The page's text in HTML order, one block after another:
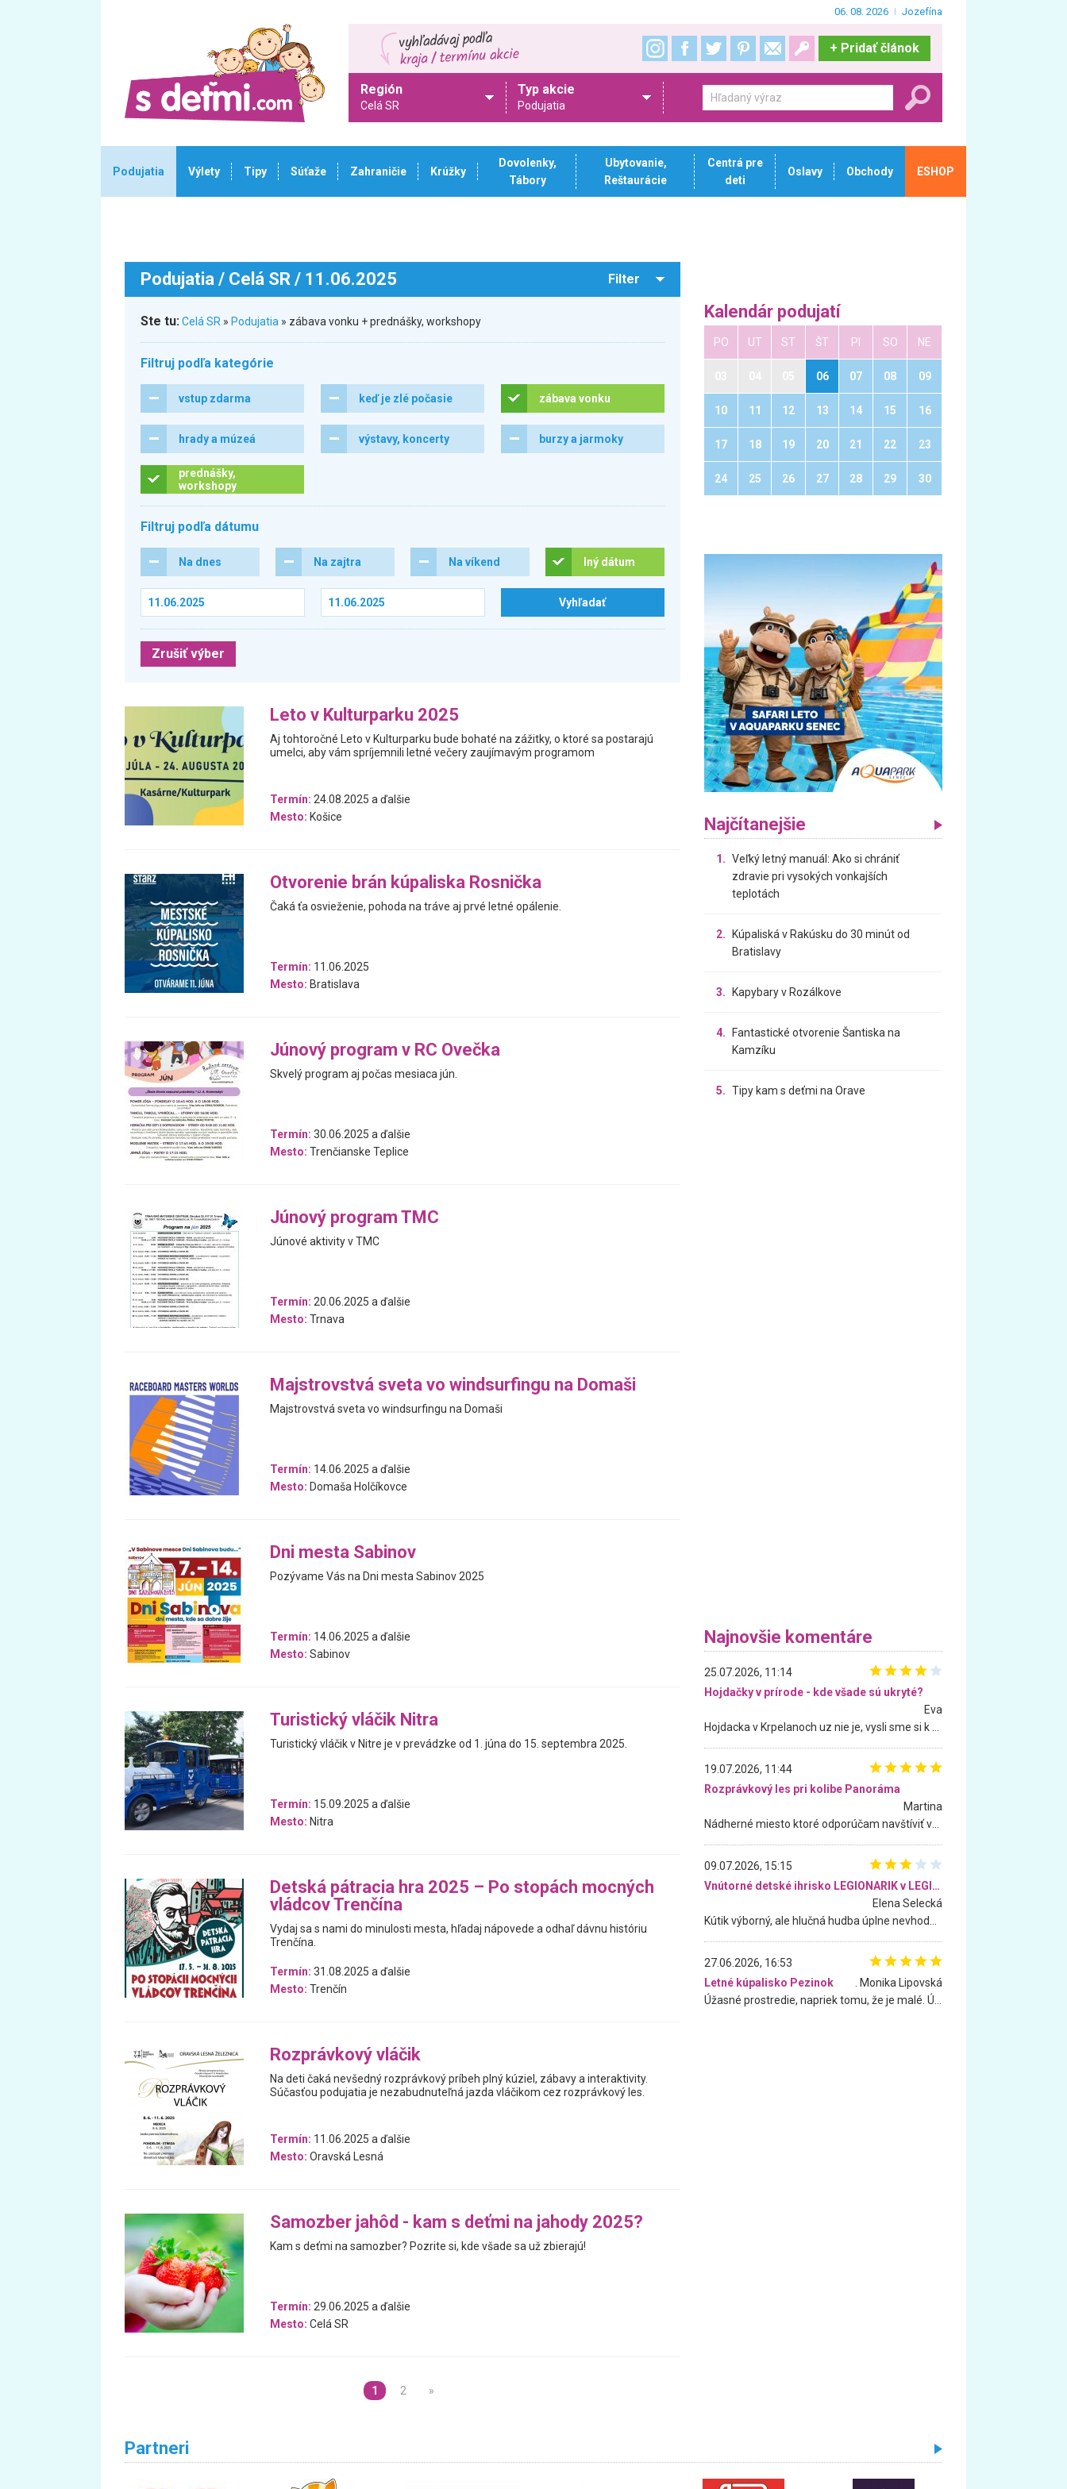
06. 08. 2026 Jozefína
+ Pridať článok
Región
Celá SR
Typ akcie
Podujatia
Podujatia Výlety Tipy Súťaže Zahraničie Krúžky
Dovolenky,
Tábory
Ubytovanie,
Reštaurácie
Centrá pre
deti
Oslavy Obchody ESHOP
Podujatia / Celá SR / 11.06.2025 Filter
Ste tu:Celá SR » Podujatia » zábava vonku + prednášky, workshopy
Filtruj podľa kategórie
vstup zdarma keď je zlé počasie zábava vonku
hrady a múzeá výstavy, koncerty burzy a jarmoky
prednášky,
workshopy
Filtruj podľa dátumu
Na dnes Na zajtra Na víkend Iný dátum
Zrušiť výber
Leto v Kulturparku 2025
Aj tohtoročné Leto v Kulturparku bude bohaté na zážitky, o ktoré sa postarajú
umelci, aby vám spríjemnili letné večery zaujímavým programom
Termín: 24.08.2025 a ďalšie
Mesto: Košice
Otvorenie brán kúpaliska Rosnička
Čaká ťa osvieženie, pohoda na tráve aj prvé letné opálenie.
Termín: 11.06.2025
Mesto: Bratislava
Júnový program v RC Ovečka
Skvelý program aj počas mesiaca jún.
Termín: 30.06.2025 a ďalšie
Mesto: Trenčianske Teplice
Júnový program TMC
Júnové aktivity v TMC
Termín: 20.06.2025 a ďalšie
Mesto: Trnava
Majstrovstvá sveta vo windsurfingu na Domaši
Majstrovstvá sveta vo windsurfingu na Domaši
Termín: 14.06.2025 a ďalšie
Mesto: Domaša Holčíkovce
Dni mesta Sabinov
Pozývame Vás na Dni mesta Sabinov 2025
Termín: 14.06.2025 a ďalšie
Mesto: Sabinov
Turistický vláčik Nitra
Turistický vláčik v Nitre je v prevádzke od 1. júna do 15. septembra 2025.
Termín: 15.09.2025 a ďalšie
Mesto: Nitra
Detská pátracia hra 2025 – Po stopách mocných
vládcov Trenčína
Vydaj sa s nami do minulosti mesta, hľadaj nápovede a odhaľ dávnu históriu
Trenčína.
Termín: 31.08.2025 a ďalšie
Mesto: Trenčín
Rozprávkový vláčik
Na deti čaká nevšedný rozprávkový príbeh plný kúziel, zábavy a interaktivity.
Súčasťou podujatia je nezabudnuteľná jazda vláčikom cez rozprávkový les.
Termín: 11.06.2025 a ďalšie
Mesto: Oravská Lesná
Samozber jahôd - kam s deťmi na jahody 2025?
Kam s deťmi na samozber? Pozrite si, kde všade sa už zbierajú!
Termín: 29.06.2025 a ďalšie
Mesto: Celá SR
1 2 »
Kalendár podujatí
PO UT ST ŠT PI SO NE
06 07 08 09
10 11 12 13 14 15 16
17 18 19 20 21 22 23
24 25 26 27 28 29 30
Najčítanejšie
1. Veľký letný manuál: Ako si chrániť
zdravie pri vysokých vonkajších
teplotách
2.
Kúpaliská v Rakúsku do 30 minút od
Bratislavy
3. Kapybary v Rozálkove
4.
Fantastické otvorenie Šantiska na
Kamzíku
5. Tipy kam s deťmi na Orave
Najnovšie komentáre
25.07.2026, 11:14
Hojdačky v prírode - kde všade sú ukryté?
Eva
19.07.2026, 11:44
Rozprávkový les pri kolibe Panoráma
Martina
09.07.2026, 15:15
Vnútorné detské ihrisko LEGIONARIK v LEGIA Fitness
Elena Selecká
27.06.2026, 16:53
Letné kúpalisko Pezinok
. Monika Lipovská
Partneri